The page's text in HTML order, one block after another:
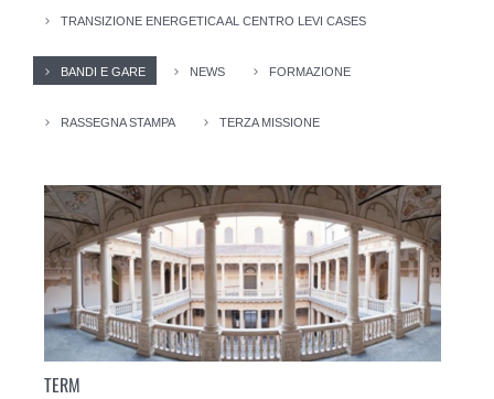
TRANSIZIONE ENERGETICA AL CENTRO LEVI CASES
BANDI E GARE NEWS FORMAZIONE
RASSEGNA STAMPA TERZA MISSIONE
TERM